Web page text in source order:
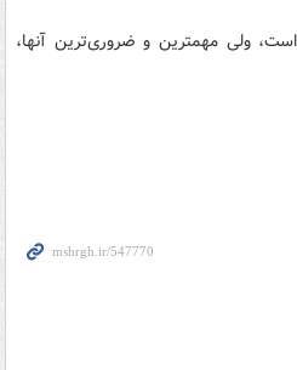
ولی مهمترین و ضروری‌ترین آنها،